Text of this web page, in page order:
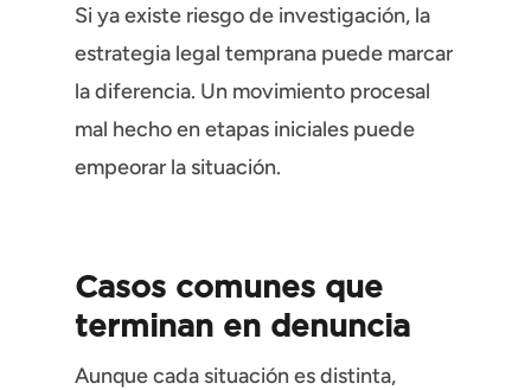
Si ya existe riesgo de investigación, la
estrategia legal temprana puede marcar
la diferencia. Un movimiento procesal
mal hecho en etapas iniciales puede
empeorar la situación.
Casos comunes que
terminan en denuncia
Aunque cada situación es distinta,